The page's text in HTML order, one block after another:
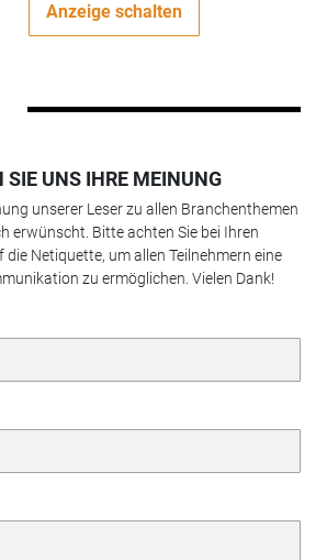
Anzeige schalten
SIE UNS IHRE MEINUNG
unserer Leser zu allen Branchenthemen
erwünscht. Bitte achten Sie bei Ihren
Netiquette, um allen Teilnehmern eine
zu ermöglichen. Vielen Dank!